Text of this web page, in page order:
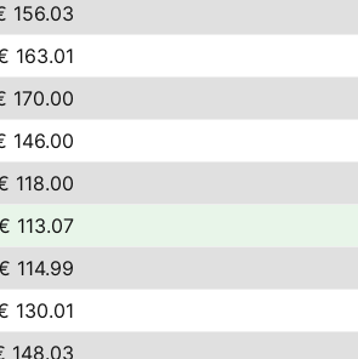
156.03
163.01
170.00
146.00
118.00
113.07
114.99
130.01
148.03